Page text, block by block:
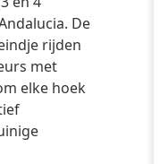
De
rijden
met
elke hoek